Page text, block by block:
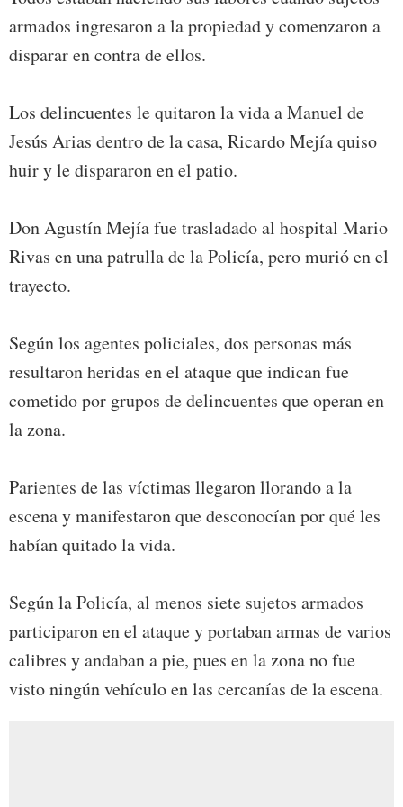
armados ingresaron a la propiedad y comenzaron a
disparar en contra de ellos.
Los delincuentes le quitaron la vida a Manuel de
Jesús Arias dentro de la casa, Ricardo Mejía quiso
huir y le dispararon en el patio.
Don Agustín Mejía fue trasladado al hospital Mario
Rivas en una patrulla de la Policía, pero murió en el
trayecto.
Según los agentes policiales, dos personas más
resultaron heridas en el ataque que indican fue
cometido por grupos de delincuentes que operan en
la zona.
Parientes de las víctimas llegaron llorando a la
escena y manifestaron que desconocían por qué les
habían quitado la vida.
Según la Policía, al menos siete sujetos armados
participaron en el ataque y portaban armas de varios
calibres y andaban a pie, pues en la zona no fue
visto ningún vehículo en las cercanías de la escena.